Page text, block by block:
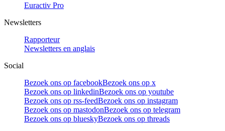
Euractiv Pro
Newsletters
Rapporteur
Newsletters en anglais
Social
Bezoek ons op facebookBezoek ons op x
Bezoek ons op linkedinBezoek ons op youtube
Bezoek ons op rss-feedBezoek ons op instagram
Bezoek ons op mastodonBezoek ons op telegram
Bezoek ons op blueskyBezoek ons op threads